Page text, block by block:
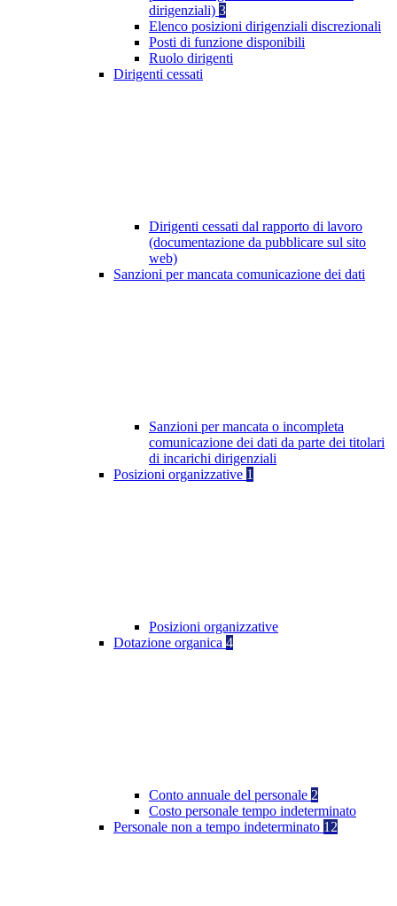
dirigenziali) 3
Elenco posizioni dirigenziali discrezionali
Posti di funzione disponibili
Ruolo dirigenti
Dirigenti cessati
Dirigenti cessati dal rapporto di lavoro
(documentazione da pubblicare sul sito
web)
Sanzioni per mancata comunicazione dei dati
Sanzioni per mancata o incompleta
comunicazione dei dati da parte dei titolari
di incarichi dirigenziali
Posizioni organizzative 1
Posizioni organizzative
Dotazione organica 4
Conto annuale del personale 2
Costo personale tempo indeterminato
Personale non a tempo indeterminato 12